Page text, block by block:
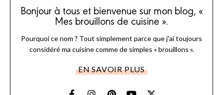
Bonjour à tous et bienvenue sur mon blog, «
Mes brouillons de cuisine ».
Pourquoi ce nom ? Tout simplement parce que j'ai toujours
considéré ma cuisine comme de simples « brouillons ».
EN SAVOIR PLUS